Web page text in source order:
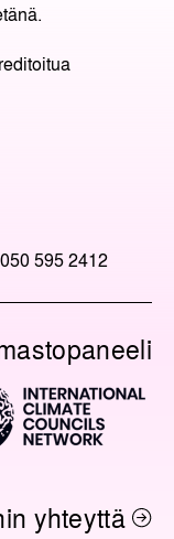
595 2412
yhteyttä